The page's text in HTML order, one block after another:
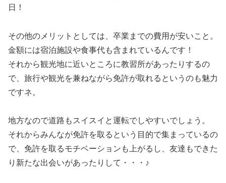
日！
その他のメリットとしては、卒業までの費用が安いこと。
金額には宿泊施設や食事代も含まれているんです！
それから観光地に近いところに教習所があったりするの
で、旅行や観光を兼ねながら免許が取れるというのも魅力
ですネ。
地方なので道路もスイスイと運転でしやすいでしょう。
それからみんなが免許を取るという目的で集まっているの
で、免許を取るモチベーションも上がるし、友達もできた
り新たな出会いがあったりして・・・♪